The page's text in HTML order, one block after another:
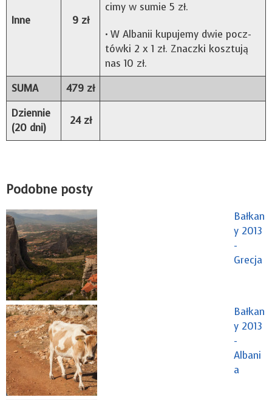
Inne 9 zł
cimy w sumie 5 zł.
• W Alba­nii kupu­jemy dwie pocz­
tówki 2 x 1 zł. Znaczki kosz­tują
nas 10 zł.
SUMA
479 zł
Dziennie
(20 dni)
24 zł
Podobne posty
Bałkan
y 2013
-
Grecja
Bałkan
y 2013
-
Albani
a